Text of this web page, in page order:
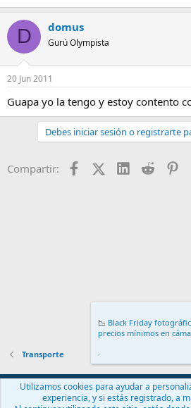
D domus
Gurú Olympista
20 Jun 2011
Guapa yo la tengo y estoy contento
Debes iniciar sesión o registrarte
Compartir: FacebookX (Twitter)
LinkedIn
Reddit
Transporte
Español (ES)
Contáctanos
Términos y reglas Política
📉 Black Friday
precios mínimos en
.
Utilizamos cookies para ayudar a
experiencia, y si estás registrado, a